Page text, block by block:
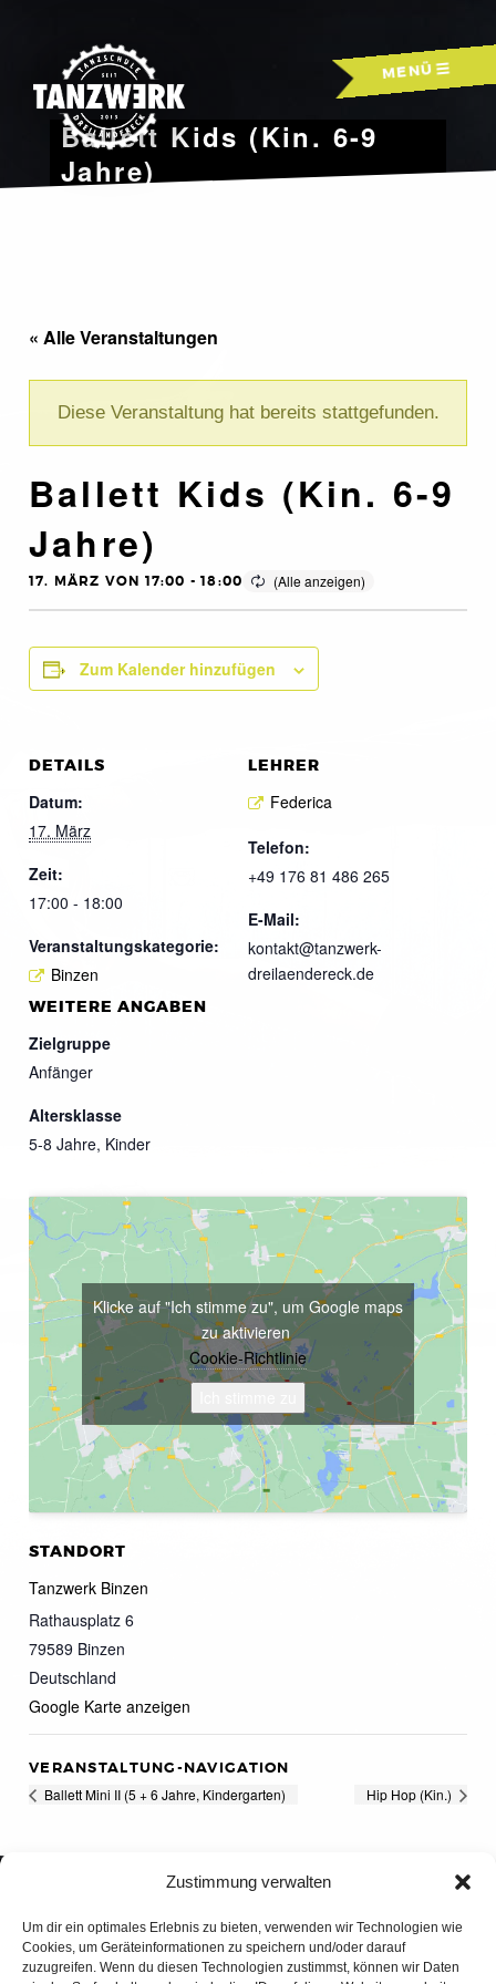
Zustimmung verwalten
Um dir ein optimales Erlebnis zu bieten, verwenden wir Technologien wie
Cookies, um Geräteinformationen zu speichern und/oder darauf
zuzugreifen. Wenn du diesen Technologien zustimmst, können wir Daten
MENÜ
Ballett Kids (Kin. 6-9
Jahre)
« Alle Veranstaltungen
Diese Veranstaltung hat bereits stattgefunden.
Ballett Kids (Kin. 6-9
Jahre)
17. MÄRZ VON 17:00 -18:00
Zum Kalender hinzufügen
DETAILS
Datum:
17. März
Zeit:
17:00 - 18:00
Veranstaltungskategorie:
Binzen
LEHRER
Federica
Telefon:
+49 176 81 486 265
E-Mail:
kontakt@tanzwerk-
dreilaendereck.de
WEITERE ANGABEN
Zielgruppe
Anfänger
Altersklasse
5-8 Jahre, Kinder
STANDORT
Tanzwerk Binzen
Rathausplatz 6
79589 Binzen
Deutschland
Google Karte anzeigen
Klicke auf "Ich stimme zu", um Google maps
zu aktivieren
Cookie-Richtlinie
VERANSTALTUNG-NAVIGATION
Ballett Mini II (5 + 6 Jahre, Kindergarten) Hip Hop (Kin.)